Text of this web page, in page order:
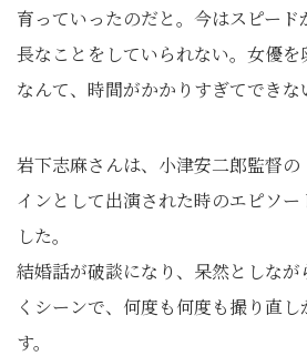
育っていったのだと。今はスピー
長なことをしていられない。女優を
なんて、時間がかかりすぎてできな
岩下志麻さんは、小津安二郎監督の
インとして出演された時のエピソ
した。
結婚話が破談になり、呆然としな
くシーンで、何度も何度も撮り直
す。